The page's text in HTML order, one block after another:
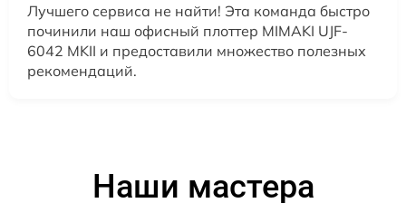
Лучшего сервиса не найти! Эта команда быстро
починили наш офисный плоттер MIMAKI UJF-
6042 MKII и предоставили множество полезных
рекомендаций.
Наши мастера